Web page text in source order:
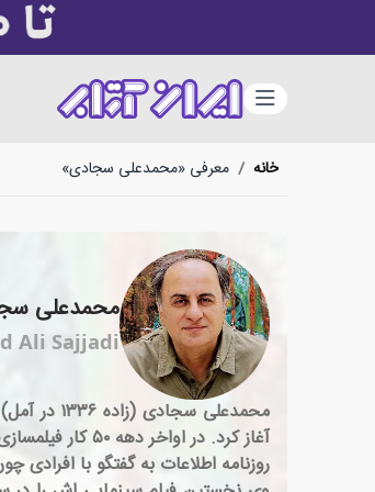
دسته‌بندی
خانه / معرفی «محمدعلی سجادی»
محمدعلی
Ali Sajjadi
روزنامه اطلاعات به گفتگو با